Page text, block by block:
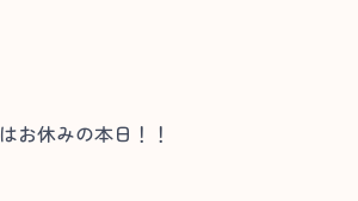
お休みの本日！！